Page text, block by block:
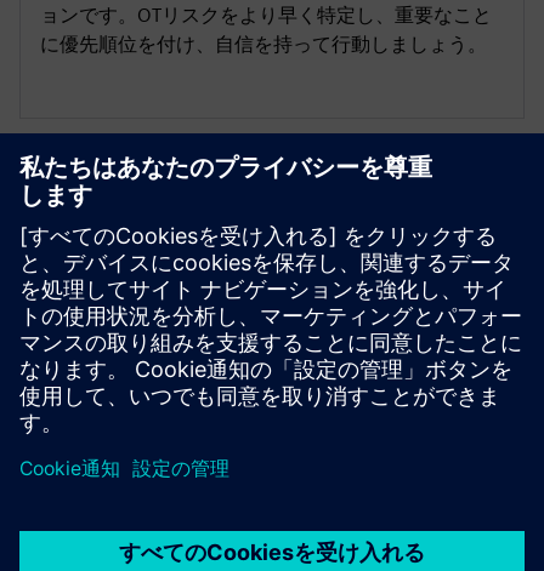
ョンです。OTリスクをより早く特定し、重要なこと
に優先順位を付け、自信を持って行動しましょう。
産業向けCybersecurity